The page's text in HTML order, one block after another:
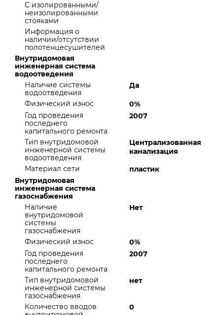
С изолированными/
неизолированными
стояками
Информация о
наличии/отсутствии
полотенцесушителей
Внутридомовая
инженерная система
водоотведения
Наличие системы
водоотведения
Да
Физический износ
0%
Год проведения
последнего
капитального ремонта
2007
Тип внутридомовой
инженерной системы
водоотведения
Централизованная
канализация
Материал сети
пластик
Внутридомовая
инженерная система
газоснабжения
Наличие
внутридомовой
системы
газоснабжения
Нет
Физический износ
0%
Год проведения
последнего
капитального ремонта
2007
Тип внутридомовой
инженерной системы
газоснабжения
нет
Количество вводов
0